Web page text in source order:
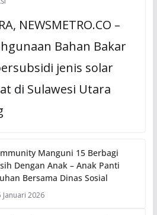
NEWSMETRO.CO –
Bahan Bakar
jenis solar
di Sulawesi Utara
Manguni 15 Berbagi
Dengan Anak – Anak Panti
Bersama Dinas Sosial
Januari 2026